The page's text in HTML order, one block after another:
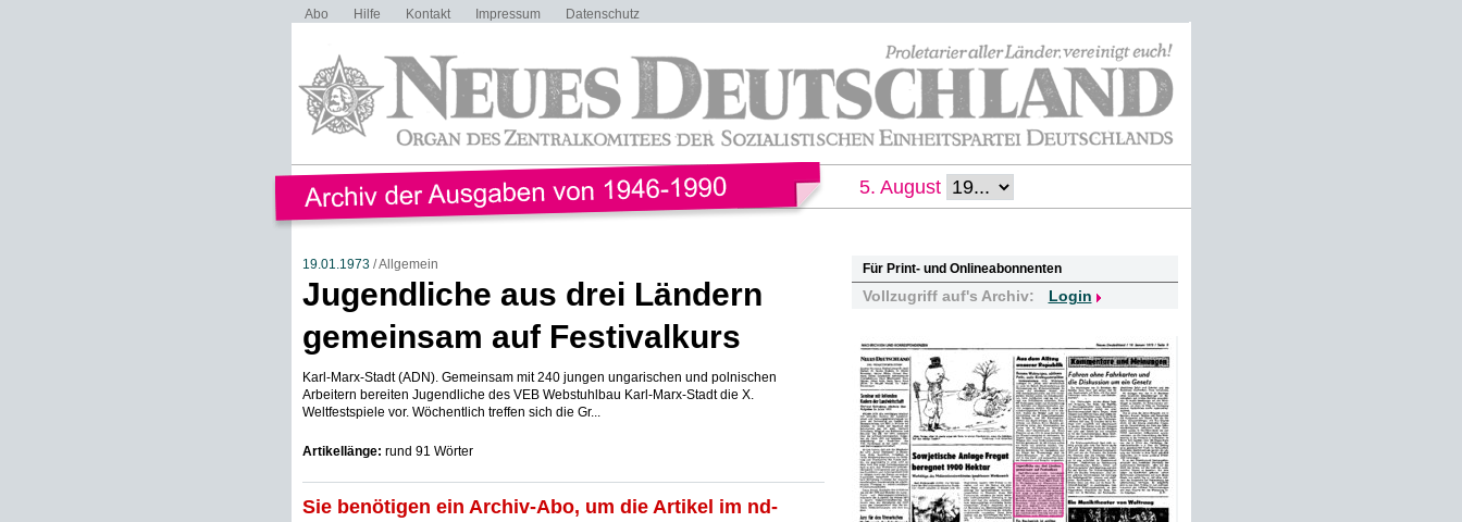
Abo Hilfe Kontakt Impressum Datenschutz
5. August
19.01.1973/ Allgemein
Jugendliche aus drei Ländern
gemeinsam auf Festivalkurs
Karl-Marx-Stadt (ADN). Gemeinsam mit 240 jungen ungarischen und polnischen
Arbeitern bereiten Jugendliche des VEB Webstuhlbau Karl-Marx-Stadt die X.
Weltfestspiele vor. Wöchentlich treffen sich die Gr...
Artikellänge: rund 91 Wörter
Sie benötigen ein Archiv-Abo, um die Artikel im nd-
Für Print- und Onlineabonnenten
Vollzugriff auf's Archiv: Login